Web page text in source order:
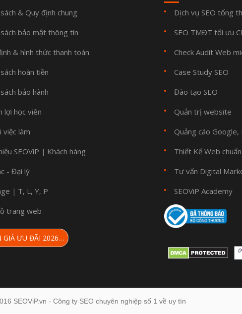
sách & Quy định chung
sách bảo mật thông tin
& hình thức thanh toán
hoàn tiền
bảo hành
lợi học viên
việc làm
SEOViP | Khách hàng
- Đại lý
| T, L, Y, P
trang web
GIÁ ƯU ĐÃI 2026…
Dịch vụ SEO tổng
SEO TMĐT tối ưu
Check Audit Web
Case Study SEO
Đào tạo SEO
Quản trị website
Quảng cáo Google,
Thiết Kế Web
Tư vấn Digital
SEOViP Academy
SEOViP.vn - Công ty SEO chuyên nghiệp số 1 về uy tín